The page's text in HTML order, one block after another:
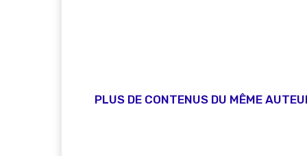
PLUS DE CONTENUS DU MÊME